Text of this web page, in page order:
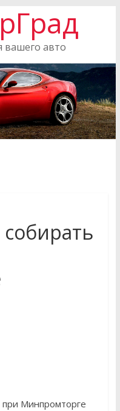
вашего авто
Минпромторге